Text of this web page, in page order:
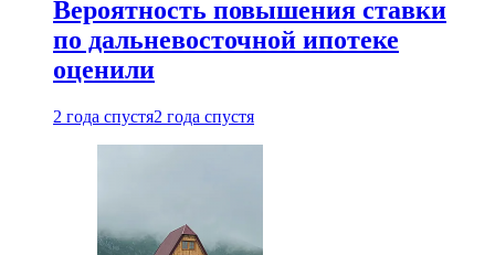
Вероятность повышения ставки
по дальневосточной ипотеке
оценили
2 года спустя2 года спустя